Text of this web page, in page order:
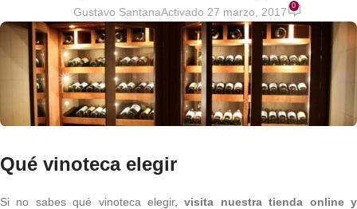
Gustavo SantanaActivado 27 marzo, 2017 0
Qué vinoteca elegir
Si no sabes qué vinoteca elegir,
visita nuestra tienda online y